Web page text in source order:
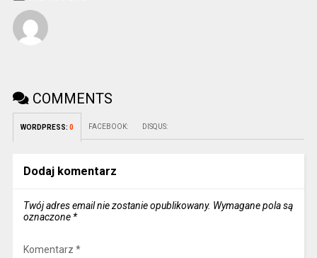
COMMENTS
WORDPRESS: 0 FACEBOOK: DISQUS:
Dodaj komentarz
Twój adres email nie zostanie opublikowany. Wymagane pola są
oznaczone *
Komentarz *